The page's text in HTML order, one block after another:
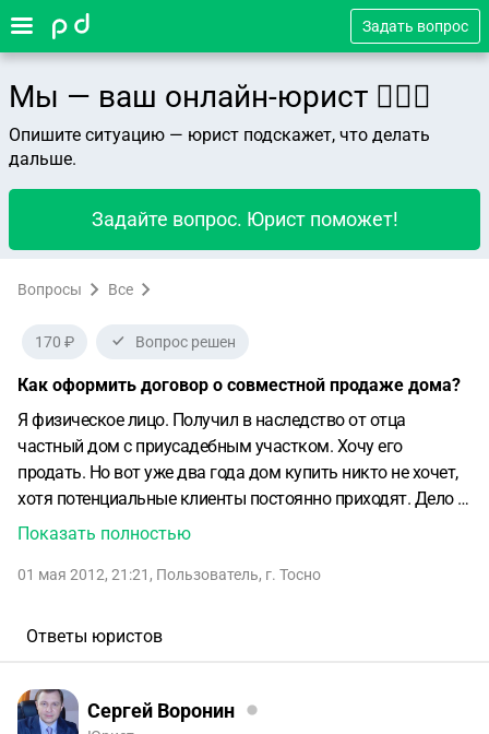
Задать вопрос
Мы — ваш онлайн-юрист 👨🏻‍⚖️
Опишите ситуацию — юрист подскажет, что делать
дальше.
Задайте вопрос. Юрист поможет!
Вопросы Все
170 ₽ Вопрос решен
Как оформить договор о совместной продаже дома?
Я физическое лицо. Получил в наследство от отца
частный дом с приусадебным участком. Хочу его
продать. Но вот уже два года дом купить никто не хочет,
хотя потенциальные клиенты постоянно приходят. Дело в
том, что в доме жил один отец (алкоголик). Он очень
поле и т.д. Люди приходят, видят весь этот ужас и больше
кредитах. Я в этом году договорился с одним человек, что
суму. Однако на словах я не очень доверяю этому
Показать полностью
01 мая 2012, 21:21 , Пользователь, г. Тосно
Ответы юристов
Сергей Воронин